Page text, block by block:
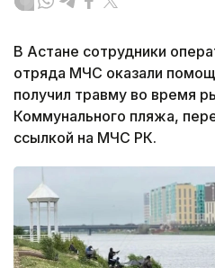
В Астане сотрудники
отряда МЧС оказали
получил травму во время
Коммунального пляжа,
ссылкой на МЧС РК.